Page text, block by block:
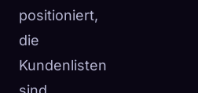
positioniert,
die
Kundenlisten